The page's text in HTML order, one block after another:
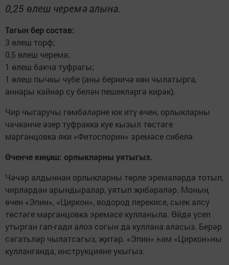
0,25 өлеш черемә алына.
Тагын бер состав:
3 өлеш торф;
0,5 өлеш черемә;
1 өлеш бакча туфрагы;
1 өлеш пычкы чүбе (аны берничә көн чылатырга,
аннары кайнар су белән пешекләргә кирәк).
Чир чыгаручы гөмбәләрне юк итү өчен, орлыкларны
чәчкәнче әзер туфракка куе кызыл төстәге
марганцовка яки «Фитоспорин» эремәсе сибелә.
Өченче киңәш: орлыкларны уятыгыз.
Чәчәр алдыннан орлыкларны төрле эремәләрдә тотып,
чирләрдән арындыралар, уятып җибәрәләр. Моның
өчен «Эпин», «Циркон», водород перекисе, сыек алсу
төстәге марганцовка эремәсе кулланыла. Өйдә үсеп
утырган гап-гади алоэ согын да куллана аласыз. Берәр
сәгатьләр чылатсагыз, җитәр. «Эпин» һәм «Циркон»ны
кулланганда, инструкцияне укыгыз.